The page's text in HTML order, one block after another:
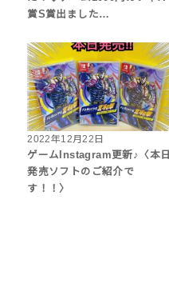
賞S賞出ました…
2022年12月22日
ゲームInstagram更新♪〈本日
発売ソフトのご紹介で
す！！〉